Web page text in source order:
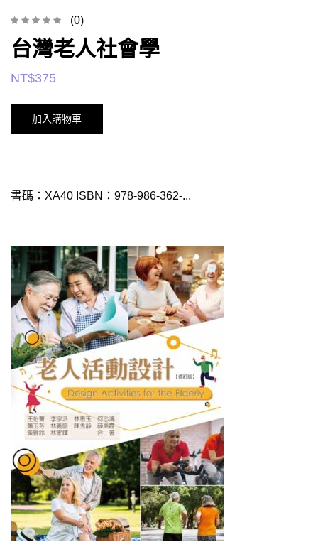
(0)
台灣老人社會學
NT$375
加入購物車
書碼：XA40 ISBN：978-986-362-...